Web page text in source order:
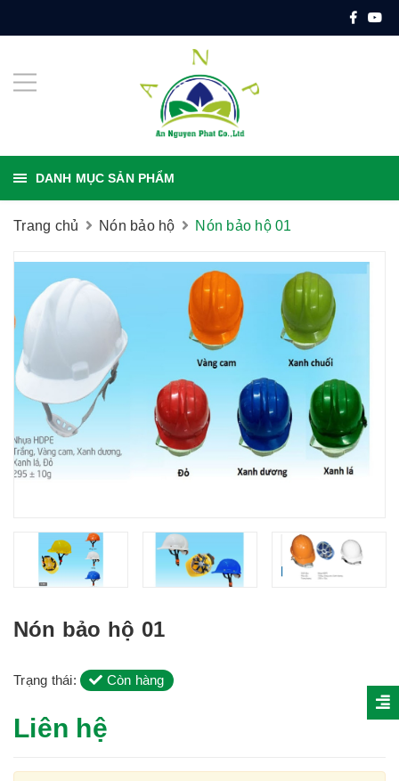
DANH MỤC SẢN PHẨM
Trang chủ Nón bảo hộ Nón bảo hộ 01
Nón bảo hộ 01
Trạng thái: Còn hàng
Liên hệ